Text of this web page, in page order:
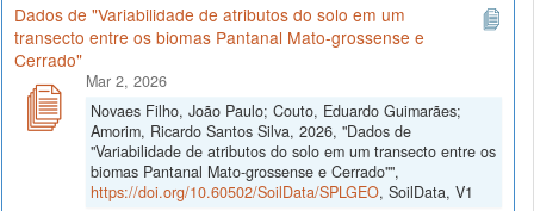
Dados de "Variabilidade de atributos do solo em um
transecto entre os biomas Pantanal Mato-grossense e
Cerrado"
Mar 2, 2026
Novaes Filho, João Paulo; Couto, Eduardo Guimarães;
Amorim, Ricardo Santos Silva, 2026, "Dados de
"Variabilidade de atributos do solo em um transecto entre os
biomas Pantanal Mato-grossense e Cerrado"",
https://doi.org/10.60502/SoilData/SPLGEO, SoilData, V1